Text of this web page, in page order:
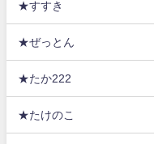
★すすき
★ぜっとん
★たか222
★たけのこ